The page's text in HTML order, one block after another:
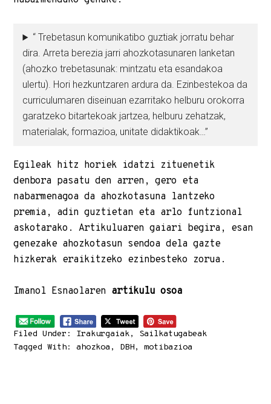
“ Trebetasun komunikatibo guztiak jorratu behar
dira. Arreta berezia jarri ahozkotasunaren lanketan
(ahozko trebetasunak: mintzatu eta esandakoa
ulertu). Hori hezkuntzaren ardura da. Ezinbestekoa da
curriculumaren diseinuan ezarritako helburu orokorra
garatzeko bitartekoak jartzea, helburu zehatzak,
materialak, formazioa, unitate didaktikoak…”
Egileak hitz horiek idatzi zituenetik
denbora pasatu den arren, gero eta
nabarmenagoa da ahozkotasuna lantzeko
premia, adin guztietan eta arlo funtzional
askotarako. Artikuluaren gaiari begira, esan
genezake ahozkotasun sendoa dela gazte
hizkerak eraikitzeko ezinbesteko zorua.
Imanol Esnaolaren artikulu osoa
Filed Under: Irakurgaiak, Sailkatugabeak
Tagged With:ahozkoa , DBH,motibazioa